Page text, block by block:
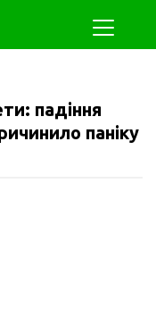
падіння
паніку